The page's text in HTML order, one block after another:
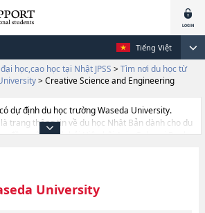
Tiếng Việt
học,cao học tại Nhật JPSS > Tìm nơi du học từ
> Creative Science and Engineering
dự định du học trường Waseda University.
là trang thông tin về du học Nhật Bản dành cho du
đồng vận hành bởi Hiệp hội Asia Gakusei Bunka
Social ScienceshoặcNgành International
Culture, Media and SocietyhoặcNgành Creative
Advanced Science and
University